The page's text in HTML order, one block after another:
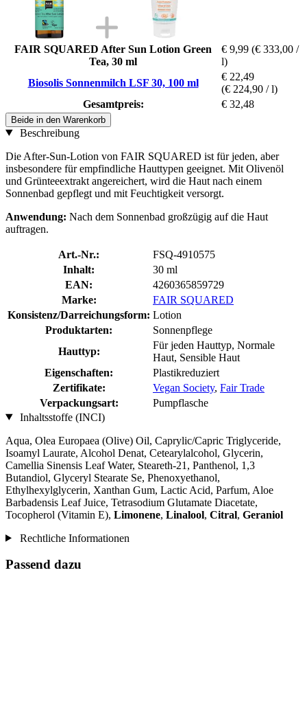
FAIR SQUARED After Sun Lotion Green
Tea, 30 ml
€ 9,99 (€ 333,00 /
l)
Biosolis Sonnenmilch LSF 30, 100 ml
€ 22,49
(€ 224,90 / l)
Gesamtpreis:
€ 32,48
Beide in den Warenkorb
Beschreibung
Die After-Sun-Lotion von FAIR SQUARED ist für jeden, aber
insbesondere für empfindliche Hauttypen geeignet. Mit Olivenöl
und Grünteeextrakt angereichert, wird die Haut nach einem
Sonnenbad gepflegt und mit Feuchtigkeit versorgt.
Anwendung: Nach dem Sonnenbad großzügig auf die Haut
auftragen.
Art.-Nr.:
FSQ-4910575
Inhalt:
30 ml
EAN:
4260365859729
Marke:
FAIR SQUARED
Konsistenz/Darreichungsform: Lotion
Produktarten:
Sonnenpflege
Hauttyp:
Für jeden Hauttyp, Normale
Haut, Sensible Haut
Eigenschaften:
Plastikreduziert
Zertifikate:
Vegan Society, Fair Trade
Verpackungsart:
Pumpflasche
Inhaltsstoffe (INCI)
Aqua, Olea Europaea (Olive) Oil, Caprylic/Capric Triglyceride,
Isoamyl Laurate, Alcohol Denat, Cetearylalcohol, Glycerin,
Camellia Sinensis Leaf Water, Steareth-21, Panthenol, 1,3
Butandiol, Glyceryl Stearate Se, Phenoxyethanol,
Ethylhexylglycerin, Xanthan Gum, Lactic Acid, Parfum, Aloe
Barbadensis Leaf Juice, Tetrasodium Glutamate Diacetate,
Tocopherol (Vitamin E), Limonene, Linalool, Citral, Geraniol
Rechtliche Informationen
Passend dazu